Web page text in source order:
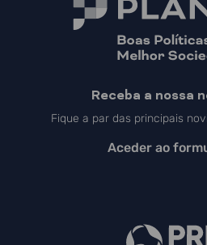
Receba a nossa
Fique a par das principais
Aceder ao